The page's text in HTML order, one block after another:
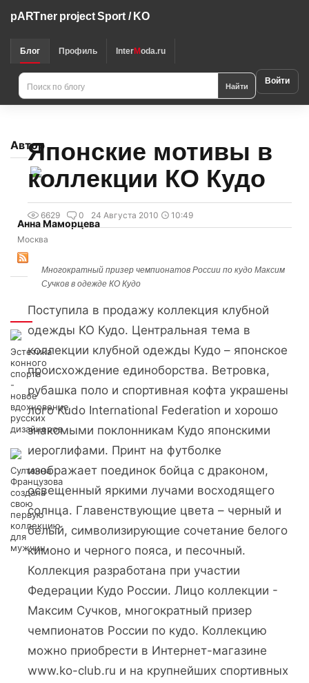
pARTner project Sport / KO
Блог Профиль InterModa.ru
Найти Войти
Автор
Анна Маморцева
Москва
Интересно
Эстетика
конного
спорта
-
новое
вдохновение
русских
дизайнеров
Султанна
Французова
создала
свою
первую
коллекцию
для
мужчин
Японские мотивы в
коллекции КО Кудо
6629 0 24 Августа 2010 10:49
Многократный призер чемпионатов России по кудо Максим
Сучков в одежде КО Кудо
Поступила в продажу коллекция клубной
одежды КО Кудо. Центральная тема в
коллекции клубной одежды Кудо – японское
происхождение единоборства. Ветровка,
рубашка поло и спортивная кофта украшены
лого Kudo International Federation и хорошо
знакомыми поклонникам Кудо японскими
иероглифами. Принт на футболке
изображает поединок бойца с драконом,
освещенный яркими лучами восходящего
солнца. Главенствующие цвета – черный и
белый, символизирующие сочетание белого
кимоно и черного пояса, и песочный.
Коллекция разработана при участии
Федерации Кудо России. Лицо коллекции -
Максим Сучков, многократный призер
чемпионатов России по кудо. Коллекцию
можно приобрести в Интернет-магазине
www.ko-club.ru и на крупнейших спортивных